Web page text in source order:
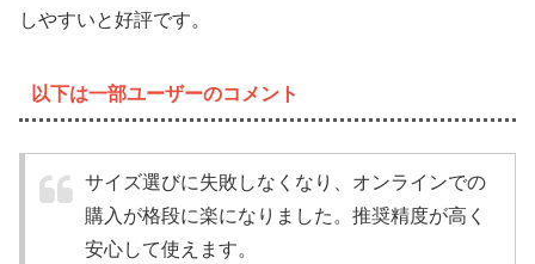
しやすいと好評です。
以下は一部ユーザーのコメント
サイズ選びに失敗しなくなり、オンラインでの
購入が格段に楽になりました。推奨精度が高く
安心して使えます。